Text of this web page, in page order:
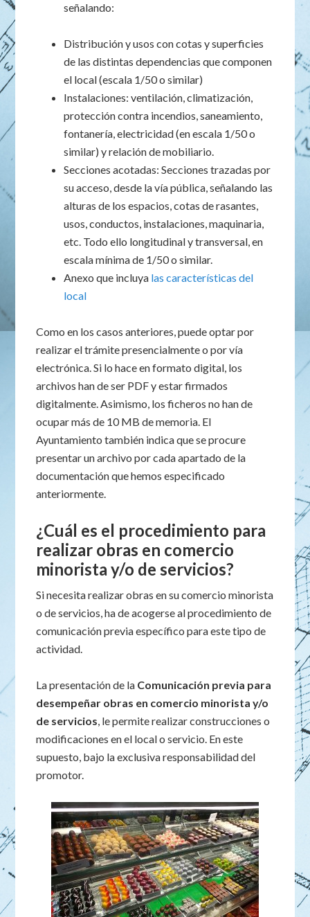
señalando:
Distribución y usos con cotas y superficies
de las distintas dependencias que componen
el local (escala 1/50 o similar)
Instalaciones: ventilación, climatización,
protección contra incendios, saneamiento,
fontanería, electricidad (en escala 1/50 o
similar) y relación de mobiliario.
Secciones acotadas: Secciones trazadas por
su acceso, desde la vía pública, señalando las
alturas de los espacios, cotas de rasantes,
usos, conductos, instalaciones, maquinaria,
etc. Todo ello longitudinal y transversal, en
escala mínima de 1/50 o similar.
Anexo que incluya las características del
local
Como en los casos anteriores, puede optar por
realizar el trámite presencialmente o por vía
electrónica. Si lo hace en formato digital, los
archivos han de ser PDF y estar firmados
digitalmente. Asimismo, los ficheros no han de
ocupar más de 10 MB de memoria. El
Ayuntamiento también indica que se procure
presentar un archivo por cada apartado de la
documentación que hemos especificado
anteriormente.
¿Cuál es el procedimiento para
realizar obras en comercio
minorista y/o de servicios?
Si necesita realizar obras en su comercio minorista
o de servicios, ha de acogerse al procedimiento de
comunicación previa específico para este tipo de
actividad.
La presentación de la Comunicación previa para
desempeñar obras en comercio minorista y/o
de servicios, le permite realizar construcciones o
modificaciones en el local o servicio. En este
supuesto, bajo la exclusiva responsabilidad del
promotor.